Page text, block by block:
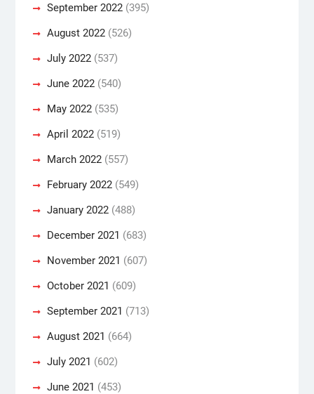
September 2022(395)
August 2022(526)
July 2022(537)
June 2022(540)
May 2022(535)
April 2022(519)
March 2022(557)
February 2022(549)
January 2022(488)
December 2021 (683)
November 2021 (607)
October 2021 (609)
September 2021 (713)
August 2021 (664)
July 2021 (602)
June 2021 (453)